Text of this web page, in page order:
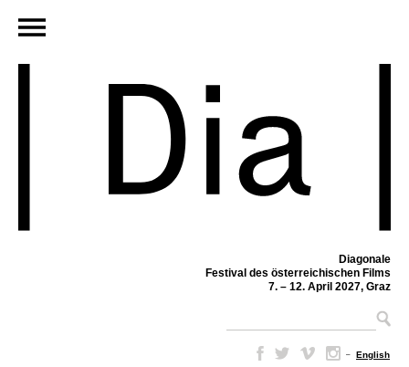
Diagonale
Festival des österreichischen Films
7. – 12. April 2027, Graz
– English